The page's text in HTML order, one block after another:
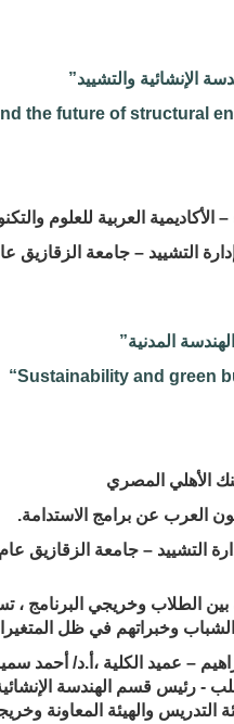
الإنشائية والتشييد”
the future of structural
العربية للعلوم
التشييد – جامعة الزقازيق عام
المدنية”
“Sustainability and green
الأهلي المصري
العرب عن برامج الاستدامة.
– جامعة الزقازيق عام ٢٠١٧م
الطلاب وخريجي البرنامج ،
وخبراتهم في ظل
– عميد الكلية ،أ.د/ أحمد
- رئيس قسم الهندسة
والهيئة المعاونة